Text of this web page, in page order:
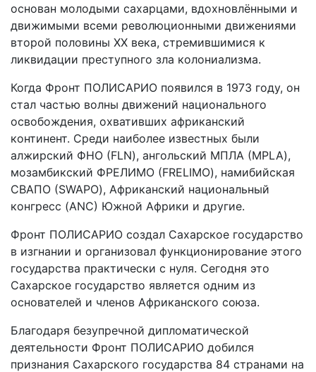
основан молодыми сахарцами, вдохновлёнными и
движимыми всеми революционными движениями
второй половины XX века, стремившимися к
ликвидации преступного зла колониализма.
Когда Фронт ПОЛИСАРИО появился в 1973 году, он
стал частью волны движений национального
освобождения, охвативших африканский
континент. Среди наиболее известных были
алжирский ФНО (FLN), ангольский МПЛА (MPLA),
мозамбикский ФРЕЛИМО (FRELIMO), намибийская
СВАПО (SWAPO), Африканский национальный
конгресс (ANC) Южной Африки и другие.
Фронт ПОЛИСАРИО создал Сахарское государство
в изгнании и организовал функционирование этого
государства практически с нуля. Сегодня это
Сахарское государство является одним из
основателей и членов Африканского союза.
Благодаря безупречной дипломатической
деятельности Фронт ПОЛИСАРИО добился
признания Сахарского государства 84 странами на